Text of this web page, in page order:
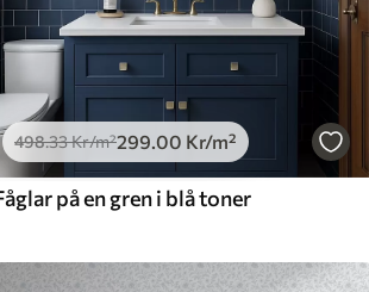
498.33Kr/m²299.00 Kr/m²
på en gren i blå toner